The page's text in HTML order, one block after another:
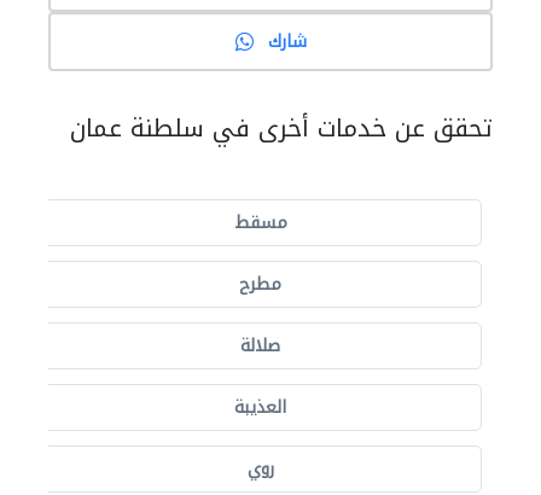
شارك
تحقق عن خدمات أخرى في سلطنة عمان
مسقط
مطرح
صلالة
العذيبة
روي